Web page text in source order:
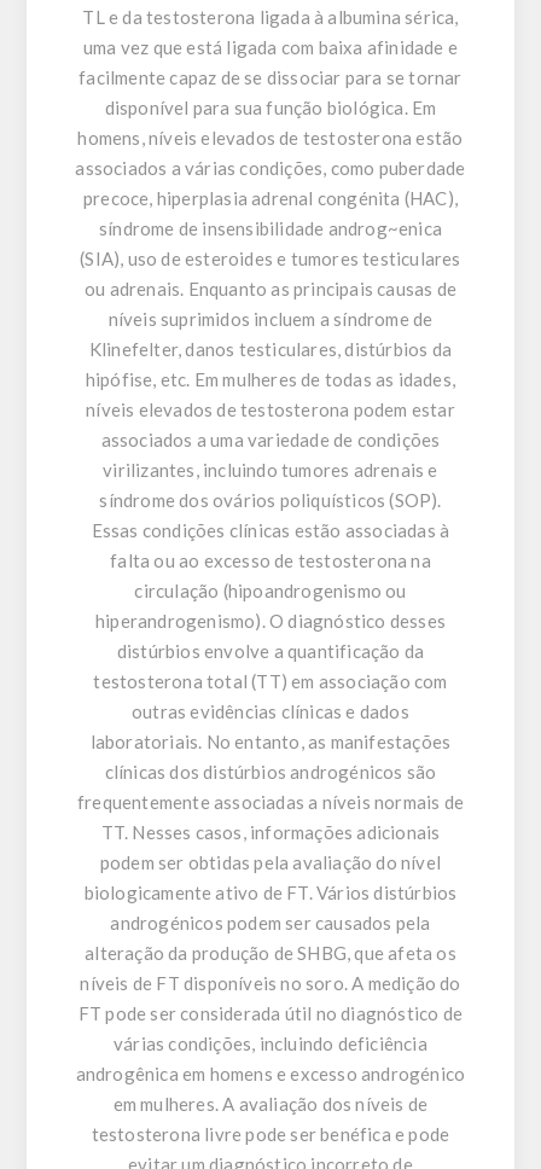
TL e da testosterona ligada à albumina sérica,
uma vez que está ligada com baixa afinidade e
facilmente capaz de se dissociar para se tornar
disponível para sua função biológica. Em
homens, níveis elevados de testosterona estão
associados a várias condições, como puberdade
precoce, hiperplasia adrenal congénita (HAC),
síndrome de insensibilidade androg~enica
(SIA), uso de esteroides e tumores testiculares
ou adrenais. Enquanto as principais causas de
níveis suprimidos incluem a síndrome de
Klinefelter, danos testiculares, distúrbios da
hipófise, etc. Em mulheres de todas as idades,
níveis elevados de testosterona podem estar
associados a uma variedade de condições
virilizantes, incluindo tumores adrenais e
síndrome dos ovários poliquísticos (SOP).
Essas condições clínicas estão associadas à
falta ou ao excesso de testosterona na
circulação (hipoandrogenismo ou
hiperandrogenismo). O diagnóstico desses
distúrbios envolve a quantificação da
testosterona total (TT) em associação com
outras evidências clínicas e dados
laboratoriais. No entanto, as manifestações
clínicas dos distúrbios androgénicos são
frequentemente associadas a níveis normais de
TT. Nesses casos, informações adicionais
podem ser obtidas pela avaliação do nível
biologicamente ativo de FT. Vários distúrbios
androgénicos podem ser causados ​​pela
alteração da produção de SHBG, que afeta os
níveis de FT disponíveis no soro. A medição do
FT pode ser considerada útil no diagnóstico de
várias condições, incluindo deficiência
androgênica em homens e excesso androgénico
em mulheres. A avaliação dos níveis de
testosterona livre pode ser benéfica e pode
evitar um diagnóstico incorreto de